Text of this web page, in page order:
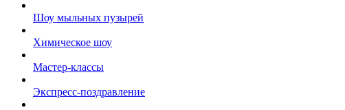
Шоу мыльных пузырей
Химическое шоу
Мастер-классы
Экспресс-поздравление